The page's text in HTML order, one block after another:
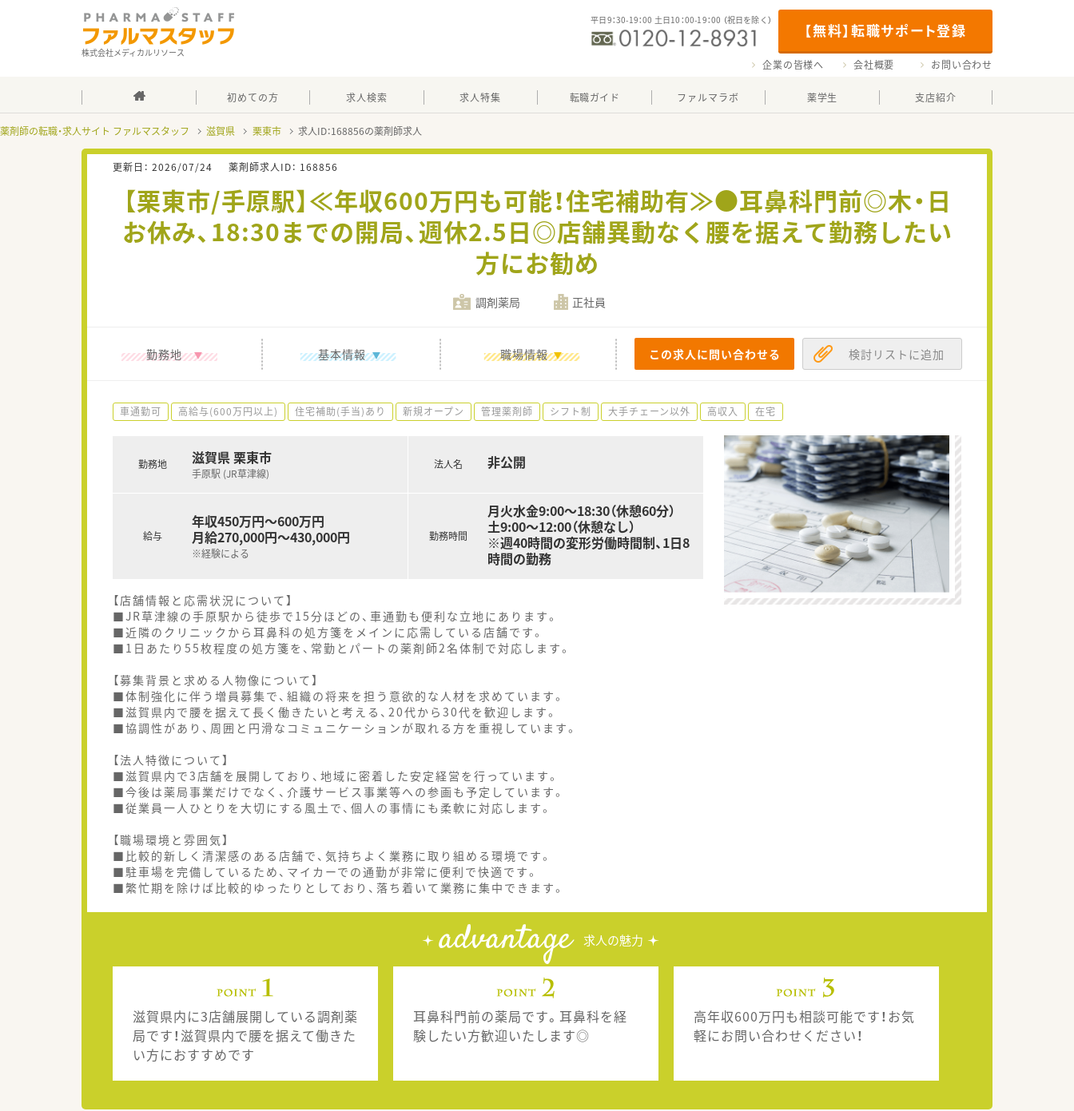
株式会社メディカルリソース
【無料】転職サポート登録
平日9：30-19：00 土日10：00-19：00 （祝日を除く）
企業の皆様へ 会社概要 お問い合わせ
初めての方 求人検索 求人特集 転職ガイド ファルマラボ 薬学生 支店紹介
薬剤師の転職・求人サイト ファルマスタッフ 滋賀県 栗東市 求人ID：168856の薬剤師求人
更新日： 2026/07/24 薬剤師求人ID： 168856
【栗東市/手原駅】≪年収600万円も可能！住宅補助有≫●耳鼻科門前◎木・日
お休み、18:30までの開局、週休2.5日◎店舗異動なく腰を据えて勤務したい
方にお勧め
調剤薬局 正社員
勤務地 基本情報 職場情報 この求人に問い合わせる 検討リストに追加
車通勤可 高給与(600万円以上) 住宅補助(手当)あり 新規オープン 管理薬剤師 シフト制 大手チェーン以外 高収入 在宅
勤務地 滋賀県 栗東市
手原駅 (JR草津線)
給与
年収450万円～600万円
月給270,000円～430,000円
※経験による
法人名 非公開
勤務時間
月火水金9:00～18:30（休憩60分）
土9:00～12:00（休憩なし）
※週40時間の変形労働時間制、1日8
時間の勤務
【店舗情報と応需状況について】
■JR草津線の手原駅から徒歩で15分ほどの、車通勤も便利な立地にあります。
■近隣のクリニックから耳鼻科の処方箋をメインに応需している店舗です。
■1日あたり55枚程度の処方箋を、常勤とパートの薬剤師2名体制で対応します。
【募集背景と求める人物像について】
■体制強化に伴う増員募集で、組織の将来を担う意欲的な人材を求めています。
■滋賀県内で腰を据えて長く働きたいと考える、20代から30代を歓迎します。
■協調性があり、周囲と円滑なコミュニケーションが取れる方を重視しています。
【法人特徴について】
■滋賀県内で3店舗を展開しており、地域に密着した安定経営を行っています。
■今後は薬局事業だけでなく、介護サービス事業等への参画も予定しています。
■従業員一人ひとりを大切にする風土で、個人の事情にも柔軟に対応します。
【職場環境と雰囲気】
■比較的新しく清潔感のある店舗で、気持ちよく業務に取り組める環境です。
■駐車場を完備しているため、マイカーでの通勤が非常に便利で快適です。
■繁忙期を除けば比較的ゆったりとしており、落ち着いて業務に集中できます。
advantage 求人の魅力
滋賀県内に3店舗展開している調剤薬
局です！滋賀県内で腰を据えて働きた
い方におすすめです
耳鼻科門前の薬局です。耳鼻科を経
験したい方歓迎いたします◎
高年収600万円も相談可能です！お気
軽にお問い合わせください！